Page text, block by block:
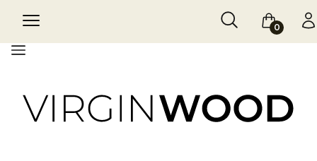
Menu Otwórz
Szukaj Koszyk
Menu